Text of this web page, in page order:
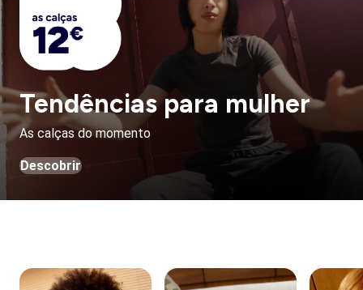
Tendências para mulher
As calças do momento
Descobrir